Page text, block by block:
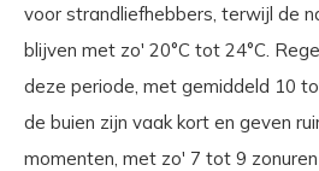
voor strandliefhebbers, terwijl de
blijven met zo' 20°C tot 24°C.
deze periode, met gemiddeld 10
de buien zijn vaak kort en geven
momenten, met zo' 7 tot 9 zonuren